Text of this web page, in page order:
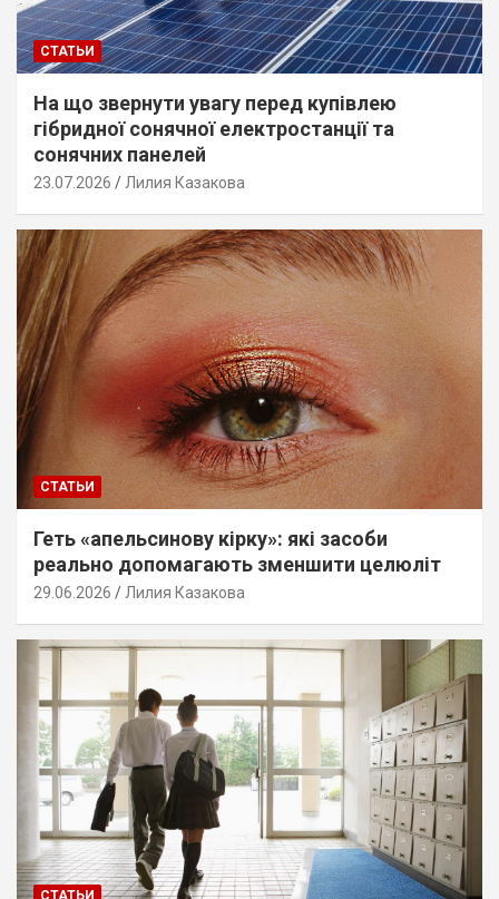
СТАТЬИ
На що звернути увагу перед купівлею
гібридної сонячної електростанції та
сонячних панелей
23.07.2026 Лилия Казакова
СТАТЬИ
Геть «апельсинову кірку»: які засоби
реально допомагають зменшити целюліт
29.06.2026 Лилия Казакова